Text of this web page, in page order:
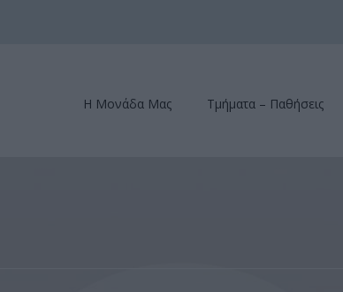
Η Μονάδα Μας Τμήματα – Παθήσεις